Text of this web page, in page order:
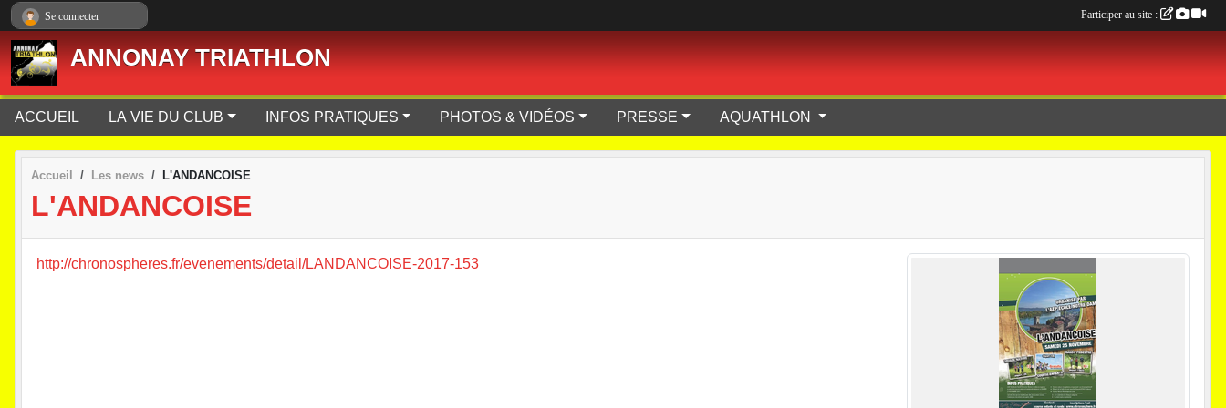
ANNONAY TRIATHLON
ACCUEIL LA VIE DU CLUB INFOS PRATIQUES PHOTOS & VIDÉOS PRESSE AQUATHLON
Accueil Les news L'ANDANCOISE
L'ANDANCOISE
http://chronospheres.fr/evenements/detail/LANDANCOISE-2017-153
Se connecter Participer au site :
Panneau de gestion des cookies